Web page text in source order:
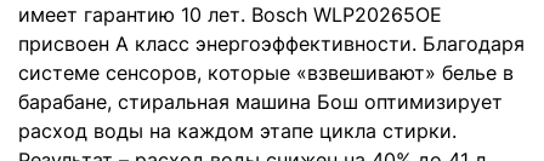
имеет гарантию 10 лет. Bosch WLP20265OE
присвоен A класс энергоэффективности. Благодаря
системе сенсоров, которые «взвешивают» белье в
барабане, стиральная машина Бош оптимизирует
расход воды на каждом этапе цикла стирки.